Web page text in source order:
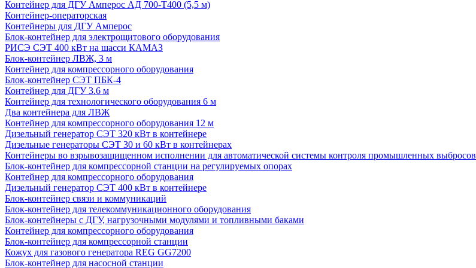
Контейнер для ДГУ Амперос АД 700-Т400 (5,5 м)
Контейнер-операторская
Контейнеры для ДГУ Амперос
Блок-контейнер для электрощитового оборудования
РИСЭ СЭТ 400 кВт на шасси КАМАЗ
Блок-контейнер ЛВЖ, 3 м
Контейнер для компрессорного оборудования
Блок-контейнер СЭТ ПБК-4
Контейнер для ДГУ 3.6 м
Контейнер для технологического оборудования 6 м
Два контейнера для ЛВЖ
Контейнер для компрессорного оборудования 12 м
Дизельный генератор СЭТ 320 кВт в контейнере
Дизельные генераторы СЭТ 30 и 60 кВт в контейнерах
Контейнеры во взрывозащищенном исполнении для автоматической системы контроля промышленных выбросов
Блок-контейнер для компрессорной станции на регулируемых опорах
Контейнер для компрессорного оборудования
Дизельный генератор СЭТ 400 кВт в контейнере
Блок-контейнер связи и коммуникаций
Блок-контейнер для телекоммуникационного оборудования
Блок-контейнеры с ДГУ, нагрузочными модулями и топливными баками
Контейнер для компрессорного оборудования
Блок-контейнер для компрессорной станции
Кожух для газового генератора REG GG7200
Блок-контейнер для насосной станции